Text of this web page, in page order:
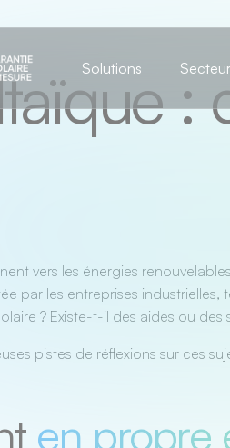
Solutions
:
vers les énergies
par les entreprises
? Existe-t-il des aides ou
pistes de réflexions sur ces
en propre